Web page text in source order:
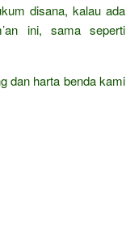
disana, kalau ada
ini, sama seperti
dan harta benda kami